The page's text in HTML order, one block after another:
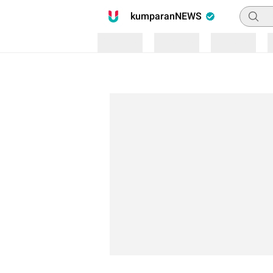
kumparanNEWS